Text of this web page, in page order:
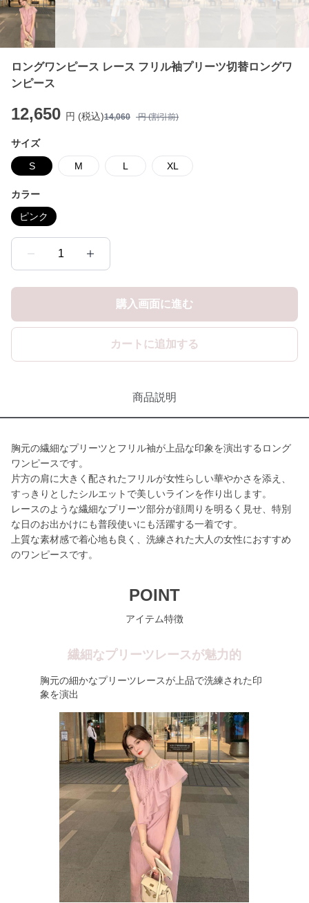
ロングワンピース レース フリル袖プリーツ切替ロングワ
ンピース
12,650 円 (税込)14,060 円 (割引前)
サイズ
S M L XL
カラー
ピンク
1
購入画面に進む
カートに追加する
商品説明
胸元の繊細なプリーツとフリル袖が上品な印象を演出するロング
ワンピースです。
片方の肩に大きく配されたフリルが女性らしい華やかさを添え、
すっきりとしたシルエットで美しいラインを作り出します。
レースのような繊細なプリーツ部分が顔周りを明るく見せ、特別
な日のお出かけにも普段使いにも活躍する一着です。
上質な素材感で着心地も良く、洗練された大人の女性におすすめ
のワンピースです。
POINT
アイテム特徴
繊細なプリーツレースが魅力的
胸元の細かなプリーツレースが上品で洗練された印
象を演出